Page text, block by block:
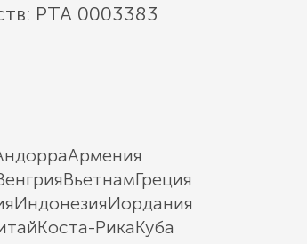
РТА 0003383
Армения
ВьетнамГреция
ИндонезияИордания
Коста-РикаКуба